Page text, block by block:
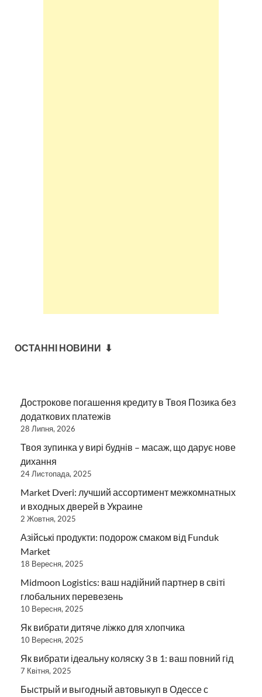
ОСТАННІ НОВИНИ ⬇
Дострокове погашення кредиту в Твоя Позика без
додаткових платежів
28 Липня, 2026
Твоя зупинка у вирі буднів – масаж, що дарує нове
дихання
24 Листопада, 2025
Market Dveri: лучший ассортимент межкомнатных
и входных дверей в Украине
2 Жовтня, 2025
Азійські продукти: подорож смаком від Funduk
Market
18 Вересня, 2025
Midmoon Logistics: ваш надійний партнер в світі
глобальних перевезень
10 Вересня, 2025
Як вибрати дитяче ліжко для хлопчика
10 Вересня, 2025
Як вибрати ідеальну коляску 3 в 1: ваш повний гід
7 Квітня, 2025
Быстрый и выгодный автовыкуп в Одессе с